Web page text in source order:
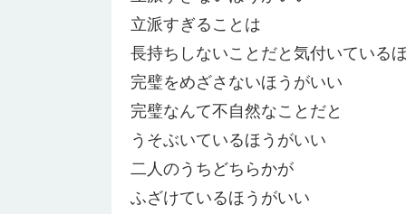
立派すぎることは
長持ちしないことだと気付いている
完璧をめざさないほうがいい
完璧なんて不自然なことだと
うそぶいているほうがいい
二人のうちどちらかが
ふざけているほうがいい